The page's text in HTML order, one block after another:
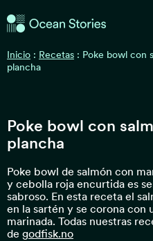
Historias del Océano
Inicio : Recetas : Poke bowl con
plancha
Poke bowl con
plancha
Poke bowl de salmón con
y cebolla roja encurtida es
sabroso. En esta receta el
en la sartén y se corona con
marinada. Todas nuestras
de godfisk.no